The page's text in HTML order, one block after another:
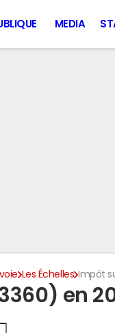
MEDIA
Les Échelles Impôt
en